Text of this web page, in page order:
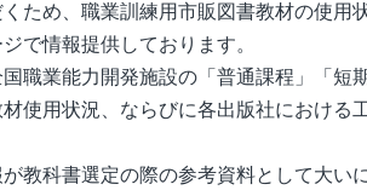
ため、職業訓練用市販図書教材の使
で情報提供しております。
職業能力開発施設の「普通課程」「短
使用状況、ならびに各出版社におけ
教科書選定の際の参考資料として大い